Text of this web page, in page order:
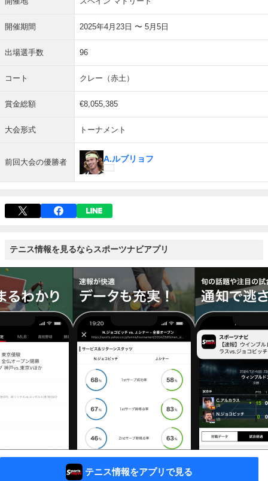
開催期間 2025年4月23日 〜 5月5日
出場選手数 96
コート クレー（赤土）
賞金総額 €8,055,385
大会形式 トーナメント
前回大会の優勝者 A.ルブリョフ
テニス情報を見るならスポーツナビアプリ
テニス情報をアプリで見る